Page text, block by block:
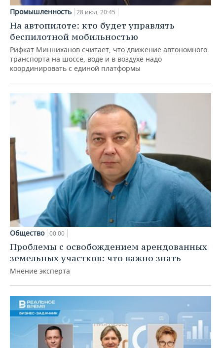
Промышленность 28 июл, 20:45
На автопилоте: кто будет управлять
беспилотной мобильностью
Рифкат Минниханов считает, что движение автономного
транспорта на шоссе, воде и в воздухе надо
координировать с единой платформы
Общество 00:00
Проблемы с освобождением арендованных
земельных участков: что важно знать
Мнение эксперта